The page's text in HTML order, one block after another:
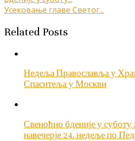
чланка
Усековање главе Светог...
Related Posts
Недеља Православља у
Спаситеља у Москви
Свеноћно бденије у
навечерје 24. недеље по